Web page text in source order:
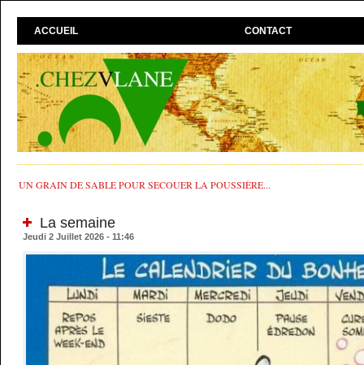
ACCUEIL CONTACT
UN GRAIN DE SABLE POUR SECOUER LA POUSSIÈRE...
La semaine
Jeudi 2 Juillet 2026 - 11:46